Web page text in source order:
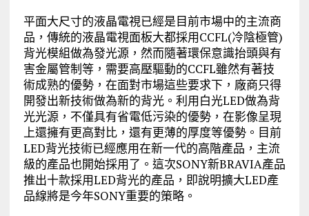
平面大尺寸的液晶電視已經是目前市場中的主流商
品，傳統的液晶電視面板大都採用CCFL(冷陰極管)
背光模組做為發光源，然而隨著環保意識抬頭與有
害金屬管制等，需要高壓驅動的CCFL雖然有著技
術成熟的優勢，在面對市場這些要求下，廠商只得
開發出新技術做為新的背光。利用白光LED做為背
光光源，不僅具有省電低污染的優勢，在影像呈現
上還擁有更高對比，還有更薄的厚度等優勢。目前
LED背光技術已經應用在新一代的高階產品，主流
級的產品也開始採用了。這次SONY新BRAVIA產品
推出十款採用LED背光的產品，即說明擴大LED產
品線將是今年SONY重要的策略。